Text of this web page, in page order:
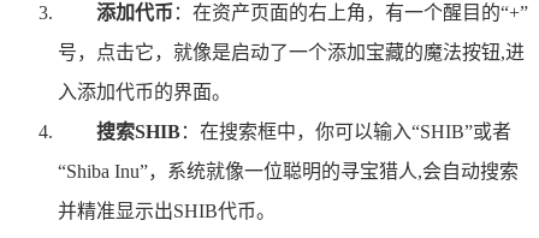
添加代币 ：在资产页面的右上角，有一个醒目的“+”
号，点击它，就像是启动了一个添加宝藏的魔法按钮,进
入添加代币的界面。
搜索SHIB：在搜索框中，你可以输入“SHIB”或者
“Shiba Inu”，系统就像一位聪明的寻宝猎人,会自动搜索
并精准显示出SHIB代币。